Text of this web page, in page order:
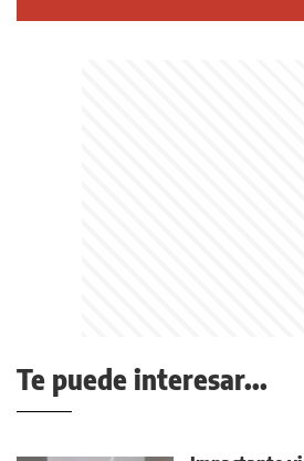
Te puede interesar...